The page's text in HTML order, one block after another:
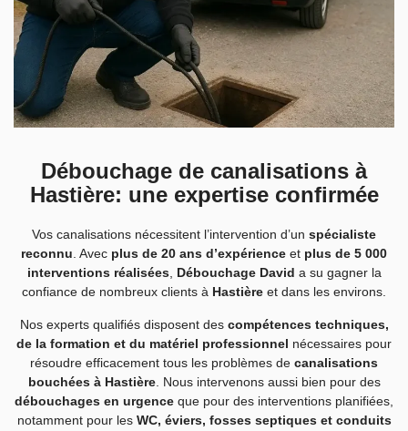
Débouchage de canalisations à
Hastière: une expertise confirmée
Vos canalisations nécessitent l’intervention d’un spécialiste
reconnu. Avec plus de 20 ans d’expérience et plus de 5 000
interventions réalisées, Débouchage David a su gagner la
confiance de nombreux clients à Hastière et dans les environs.
Nos experts qualifiés disposent des compétences techniques,
de la formation et du matériel professionnel nécessaires pour
résoudre efficacement tous les problèmes de canalisations
bouchées à Hastière. Nous intervenons aussi bien pour des
débouchages en urgence que pour des interventions planifiées,
notamment pour les WC, éviers, fosses septiques et conduits